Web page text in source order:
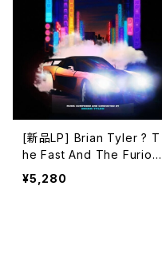
[新品LP] Brian Tyler ? T
he Fast And The Furiou
s: Tokyo Drift (Original
Motion Picture Score) /
¥5,280